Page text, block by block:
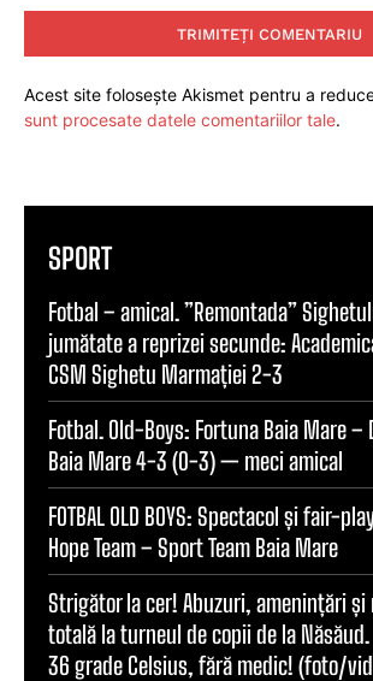
Acest site folosește Akismet pentru a
sunt procesate datele comentariilor tale.
SPORT
Fotbal – amical. ”Remontada”
jumătate a reprizei secunde:
CSM Sighetu Marmației 2-3
Fotbal. Old-Boys: Fortuna Baia Mare –
Baia Mare 4-3 (0-3) — meci amical
FOTBAL OLD BOYS: Spectacol și fair-
Hope Team – Sport Team Baia Mare
Strigător la cer! Abuzuri, amenințări și
totală la turneul de copii de la
36 grade Celsius, fără medic! (foto/